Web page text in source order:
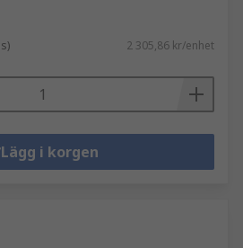
2 305,86 kr/enhet
Lägg i korgen